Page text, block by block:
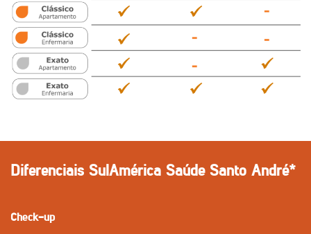
Diferenciais SulAmérica Saúde Santo André*
Check-up